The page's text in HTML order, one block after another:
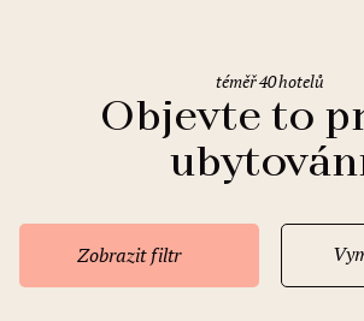
Objevte to
téměř 40 hotelů
Zobrazit filtr